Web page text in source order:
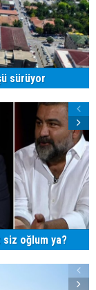
sürüyor
siz oğlum ya?